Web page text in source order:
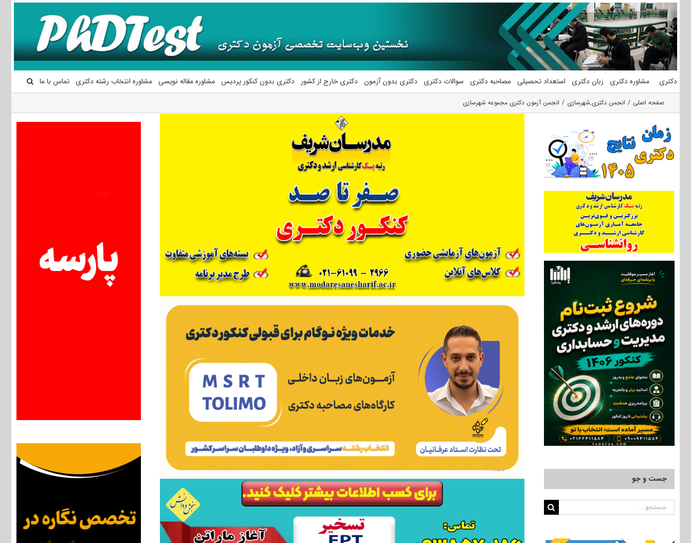
محتوا
دکتری مشاوره دکتری زبان دکتری استعداد تحصیلی مصاحبه دکتری سوالات دکتری دکتری بدون آزمون دکتری خارج از کشور دکتری بدون کنکور پردیس مشاوره مقاله نویسی مشاوره انتخاب رشته دکتری تماس با ما
صفحه اصلی انجمن دکتری,شهرسازی انجمن آزمون دکتری مجموعه شهرسازی
جست و جو
جستجو